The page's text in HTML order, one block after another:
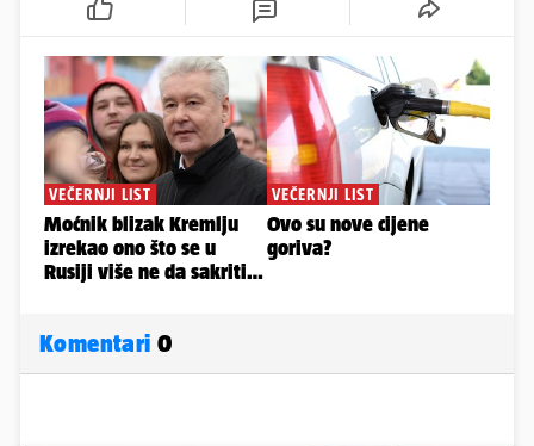
Komentari 0